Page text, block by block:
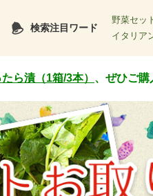
検索注目ワード
野菜セッ
イタリア
ら漬（1箱/3本） 、ぜひご